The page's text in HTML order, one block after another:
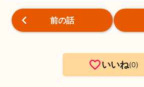
前の話
いいね 0